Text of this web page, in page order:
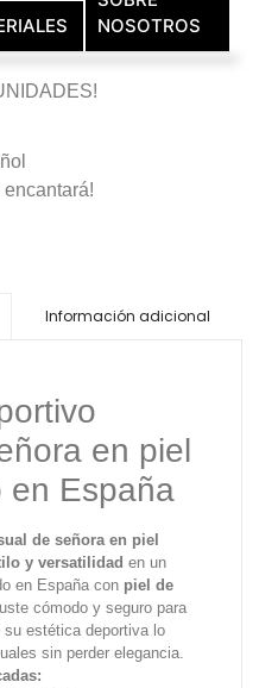
NOSOTROS
encantará!
Información adicional
en piel
en España
de señora en piel
y versatilidad en un
en España con piel de
cómodo y seguro para
estética deportiva lo
sin perder elegancia.